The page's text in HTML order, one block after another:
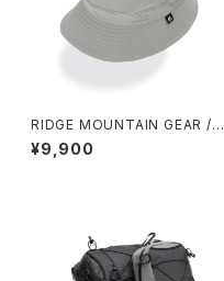
RIDGE MOUNTAIN GEAR / E
NOUGH HAT（NT）
¥9,900